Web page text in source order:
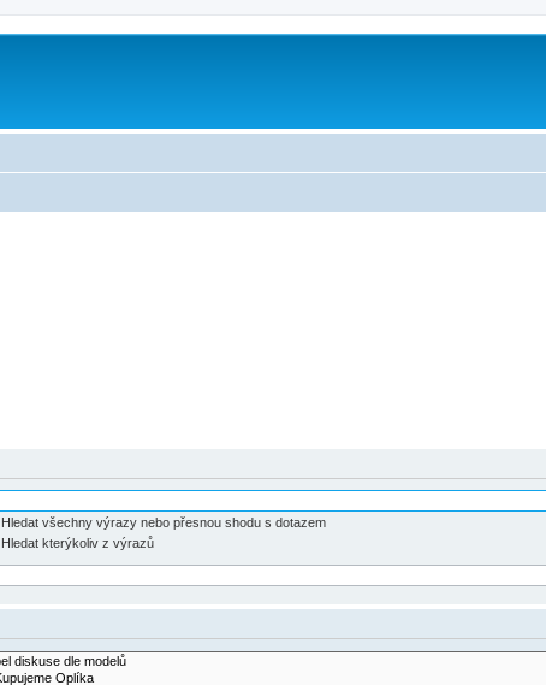
Hledat všechny výrazy nebo přesnou shodu s dotazem
Hledat kterýkoliv z výrazů